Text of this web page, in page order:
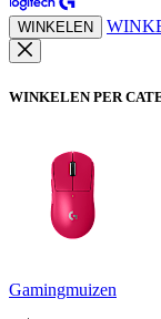
WINKELEN
WINKELEN PER
Gamingmuizen